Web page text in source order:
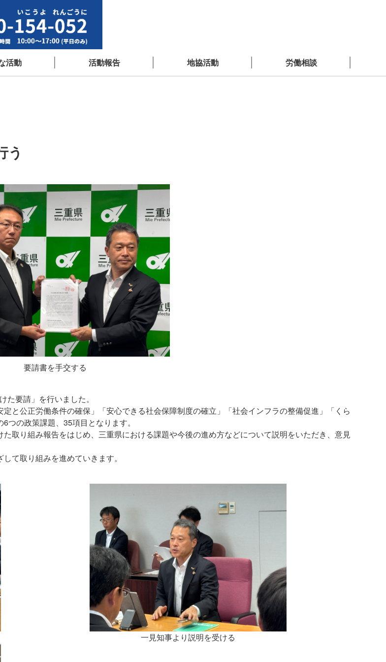
活動 活動報告 地協活動 労働相談
う
要請書を手交する
要請」を行いました。
と公正労働条件の確保」「安心できる社会保障制度の確立」「社会インフラの整備促進」「くら
つの政策課題、35項目となります。
取り組み報告をはじめ、三重県における課題や今後の進め方などについて説明をいただき、意見
て取り組みを進めていきます。
一見知事より説明を受ける